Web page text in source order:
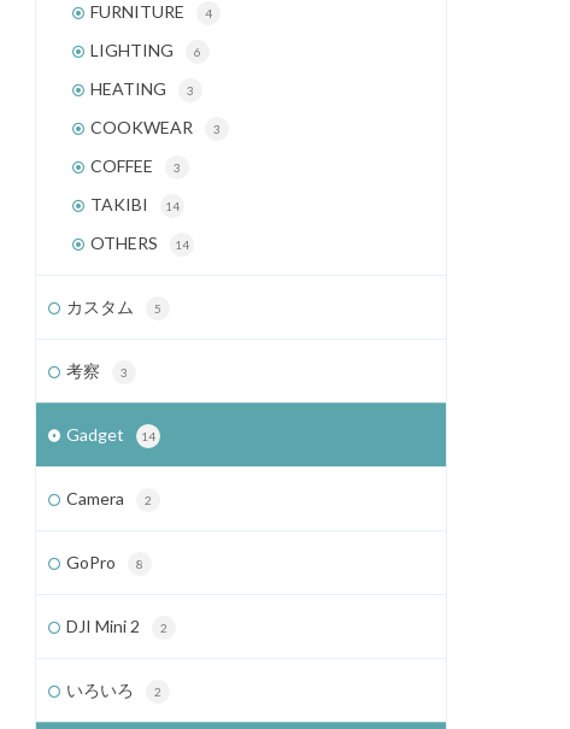
FURNITURE 4
LIGHTING 6
HEATING 3
COOKWEAR 3
COFFEE 3
TAKIBI 14
OTHERS 14
カスタム 5
考察 3
Gadget 14
Camera 2
GoPro 8
DJI Mini 2 2
いろいろ 2